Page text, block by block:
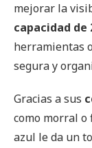
mejorar la
capacidad de
herramientas
segura y
Gracias a sus
como morral
azul le da un